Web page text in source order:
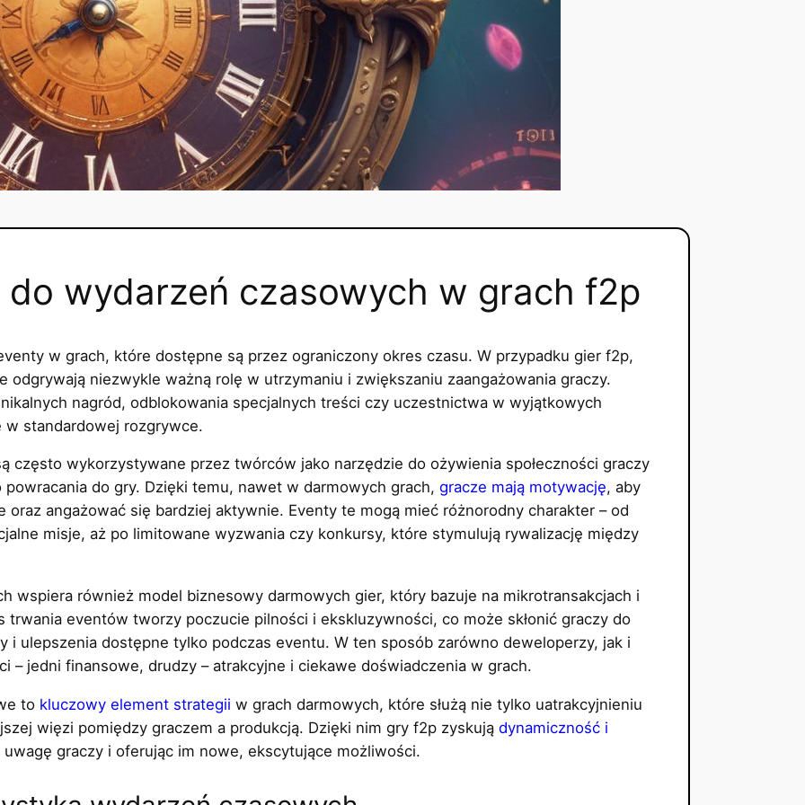
wydarzeń czasowych w grach f2p
w grach, które dostępne są przez ograniczony okres czasu. W przypadku gier f2p,
odgrywają niezwykle ważną rolę w utrzymaniu i zwiększaniu zaangażowania graczy.
nagród, odblokowania specjalnych treści czy uczestnictwa w wyjątkowych
standardowej rozgrywce.
często wykorzystywane przez twórców jako narzędzie do ożywienia społeczności graczy
do gry. Dzięki temu, nawet w darmowych grach, gracze mają motywację, aby
angażować się bardziej aktywnie. Eventy te mogą mieć różnorodny charakter – od
misje, aż po limitowane wyzwania czy konkursy, które stymulują rywalizację między
wspiera również model biznesowy darmowych gier, który bazuje na mikrotransakcjach i
trwania eventów tworzy poczucie pilności i ekskluzywności, co może skłonić graczy do
i ulepszenia dostępne tylko podczas eventu. W ten sposób zarówno deweloperzy, jak i
– jedni finansowe, drudzy – atrakcyjne i ciekawe doświadczenia w grach.
to kluczowy element strategii w grach darmowych, które służą nie tylko uatrakcyjnieniu
więzi pomiędzy graczem a produkcją. Dzięki nim gry f2p zyskują dynamiczność i
graczy i oferując im nowe, ekscytujące możliwości.